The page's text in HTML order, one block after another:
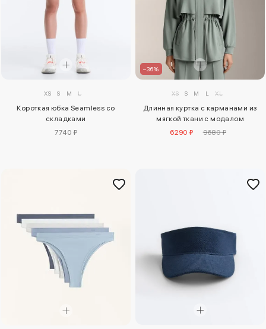
XS S M L
Короткая юбка Seamless со
складками
7740 ₽
–36%
XS S M L XL
Длинная куртка с карманами из
мягкой ткани с модалом
6290 ₽
9680 ₽